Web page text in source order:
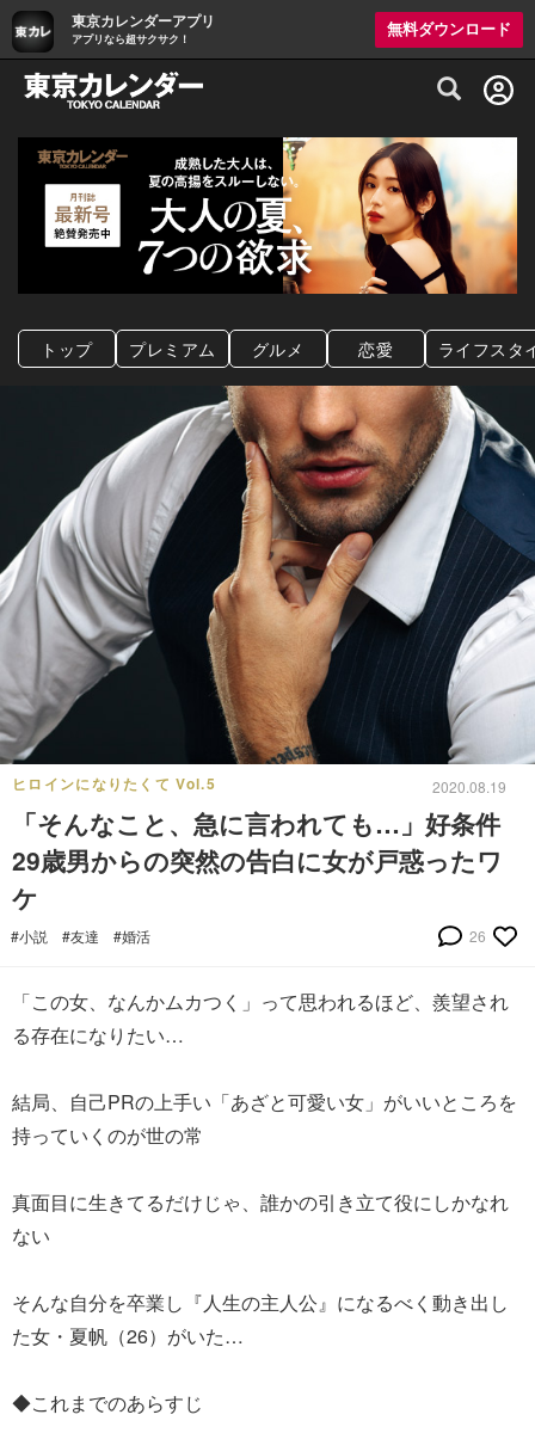
東京カレンダーアプリ
アプリなら超サクサク！
無料ダウンロード
グルメ情報・プレミアムレストラン予約
トップ プレミアム グルメ 恋愛 ライフスタ
ヒロインになりたくて Vol.5 2020.08.19
「そんなこと、急に言われても…」好条件
29歳男からの突然の告白に女が戸惑ったワ
ケ
#小説 #友達 #婚活 26
「この女、なんかムカつく」って思われるほど、羨望され
る存在になりたい…
結局、自己PRの上手い「あざと可愛い女」がいいところを
持っていくのが世の常
真面目に生きてるだけじゃ、誰かの引き立て役にしかなれ
ない
そんな自分を卒業し『人生の主人公』になるべく動き出し
た女・夏帆（26）がいた…
◆これまでのあらすじ